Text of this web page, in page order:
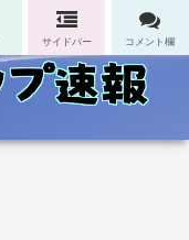
サイドバー コメント欄